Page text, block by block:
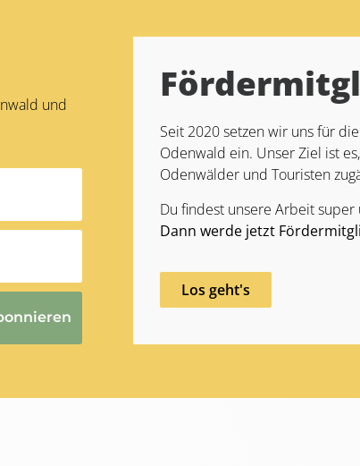
und
Seit 2020 setzen wir uns für
Odenwald ein. Unser Ziel ist
Odenwälder und Touristen
Du findest unsere Arbeit
Dann werde jetzt
Los geht's